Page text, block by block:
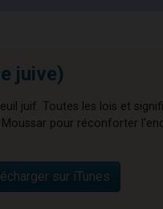
juive)
juif. Toutes les lois et
pour réconforter
sur iTunes